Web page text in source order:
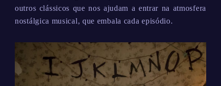
outros clássicos que nos ajudam a entrar na atmosfera
nostálgica musical, que embala cada episódio.